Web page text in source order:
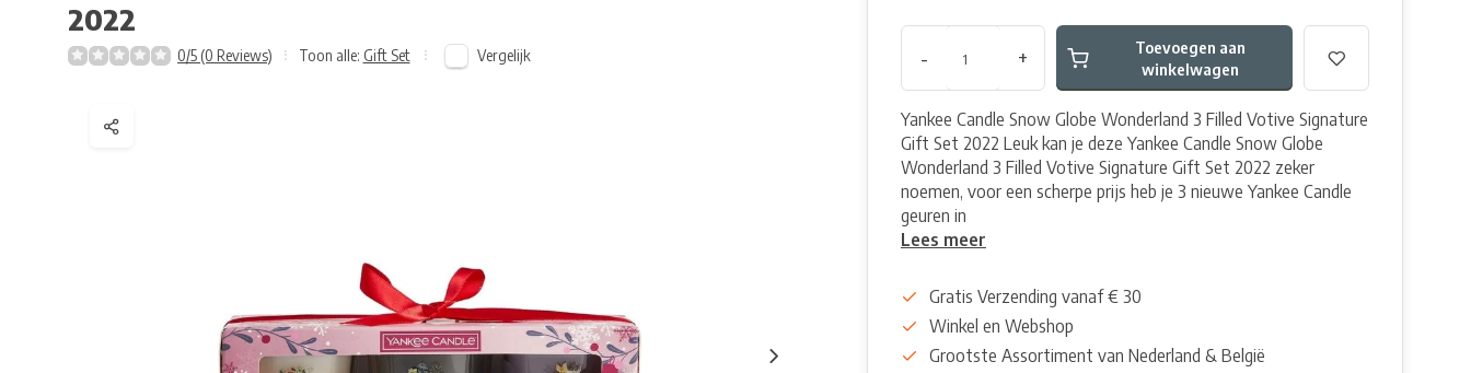
2022
0/5 (0 Reviews) Toon alle: Gift Set Vergelijk - +
Toevoegen aan
winkelwagen
Yankee Candle Snow Globe Wonderland 3 Filled Votive Signature
Gift Set 2022 Leuk kan je deze Yankee Candle Snow Globe
Wonderland 3 Filled Votive Signature Gift Set 2022 zeker
noemen, voor een scherpe prijs heb je 3 nieuwe Yankee Candle
geuren in
Lees meer
Gratis Verzending vanaf € 30
Winkel en Webshop
Grootste Assortiment van Nederland & België